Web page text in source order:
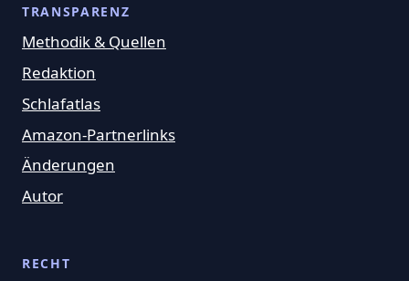
TRANSPARENZ
Methodik & Quellen
Redaktion
Schlafatlas
Amazon-Partnerlinks
Änderungen
Autor
RECHT